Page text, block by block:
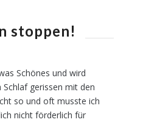
stoppen!
Schönes und wird
gerissen mit den
so und oft musste ich
nicht förderlich für